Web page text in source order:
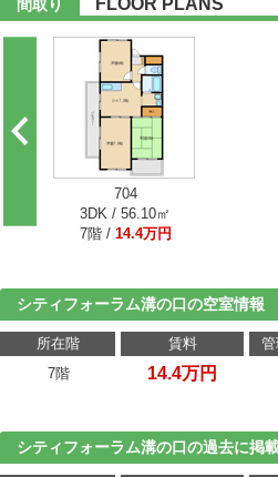
間取り FLOOR PLANS
704
3DK / 56.10㎡
7階 / 14.4万円
シティフォーラム溝の口の空室情報
所在階 賃料
7階
14.4万円
シティフォーラム溝の口の過去に掲